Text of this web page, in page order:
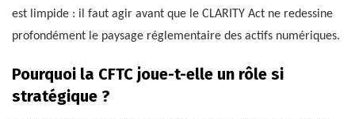
est limpide : il faut agir avant que le CLARITY Act ne redessine
profondément le paysage réglementaire des actifs numériques.
Pourquoi la CFTC joue-t-elle un rôle si
stratégique ?